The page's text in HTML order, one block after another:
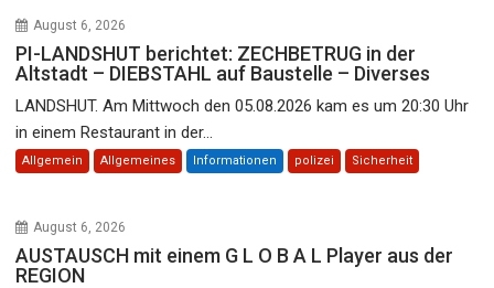
August 6, 2026
PI-LANDSHUT berichtet: ZECHBETRUG in der
Altstadt – DIEBSTAHL auf Baustelle – Diverses
LANDSHUT. Am Mittwoch den 05.08.2026 kam es um 20:30 Uhr
in einem Restaurant in der...
Allgemein Allgemeines Informationen polizei Sicherheit
August 6, 2026
AUSTAUSCH mit einem G L O B A L Player aus der
REGION